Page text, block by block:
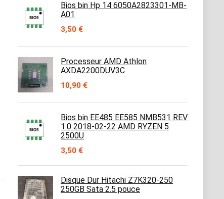
Bios bin Hp 14 6050A2823301-MB-
A01
3,50 €
Processeur AMD Athlon
AXDA2200DUV3C
10,90 €
Bios bin EE485 EE585 NMB531 REV
1.0 2018-02-22 AMD RYZEN 5
2500U
3,50 €
Disque Dur Hitachi Z7K320-250
250GB Sata 2.5 pouce